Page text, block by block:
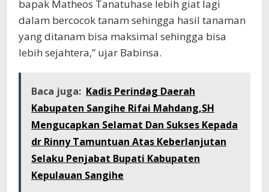
bapak Matheos Tanatuhase lebih giat lagi
dalam bercocok tanam sehingga hasil tanaman
yang ditanam bisa maksimal sehingga bisa
lebih sejahtera,” ujar Babinsa.
Baca juga: Kadis Perindag Daerah
Kabupaten Sangihe Rifai Mahdang,SH
Mengucapkan Selamat Dan Sukses Kepada
dr Rinny Tamuntuan Atas Keberlanjutan
Selaku Penjabat Bupati Kabupaten
Kepulauan Sangihe